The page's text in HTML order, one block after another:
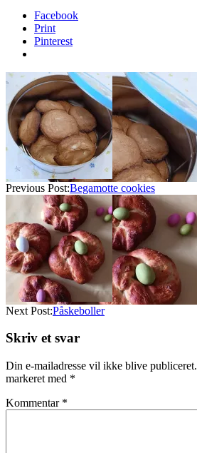
Facebook
Print
Pinterest
2026-
03-
15
Previous Post:Begamotte cookies
Next Post:Påskeboller
Skriv et svar
Din e-mailadresse vil ikke blive publiceret.
markeret med *
Kommentar *